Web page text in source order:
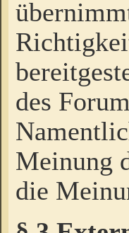
des
Meinung
die